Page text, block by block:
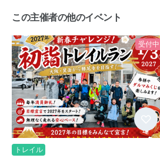
この主催者の他のイベント
受付中
トレイル